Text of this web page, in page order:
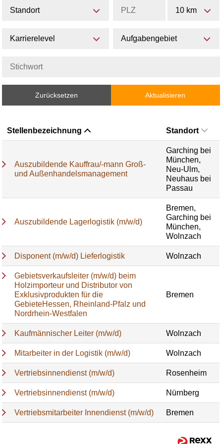
Standort 10 km
Karrierelevel Aufgabengebiet
Zurücksetzen Aktualisieren
Stellenbezeichnung Standort
Auszubildende Kauffrau/-mann Groß-
und Außenhandelsmanagement
Garching bei
München,
Neu-Ulm,
Neuhaus bei
Passau
Auszubildende Lagerlogistik (m/w/d)
Bremen,
Garching bei
München,
Wolnzach
Disponent (m/w/d) Lieferlogistik Wolnzach
Gebietsverkaufsleiter (m/w/d) beim
Holzimporteur und Distributor von
Exklusivprodukten für die
GebieteHessen, Rheinland-Pfalz und
Nordrhein-Westfalen
Bremen
Kaufmännischer Leiter (m/w/d) Wolnzach
Mitarbeiter in der Logistik (m/w/d) Wolnzach
Vertriebsinnendienst (m/w/d) Rosenheim
Vertriebsinnendienst (m/w/d) Nürnberg
Vertriebsmitarbeiter Innendienst (m/w/d) Bremen